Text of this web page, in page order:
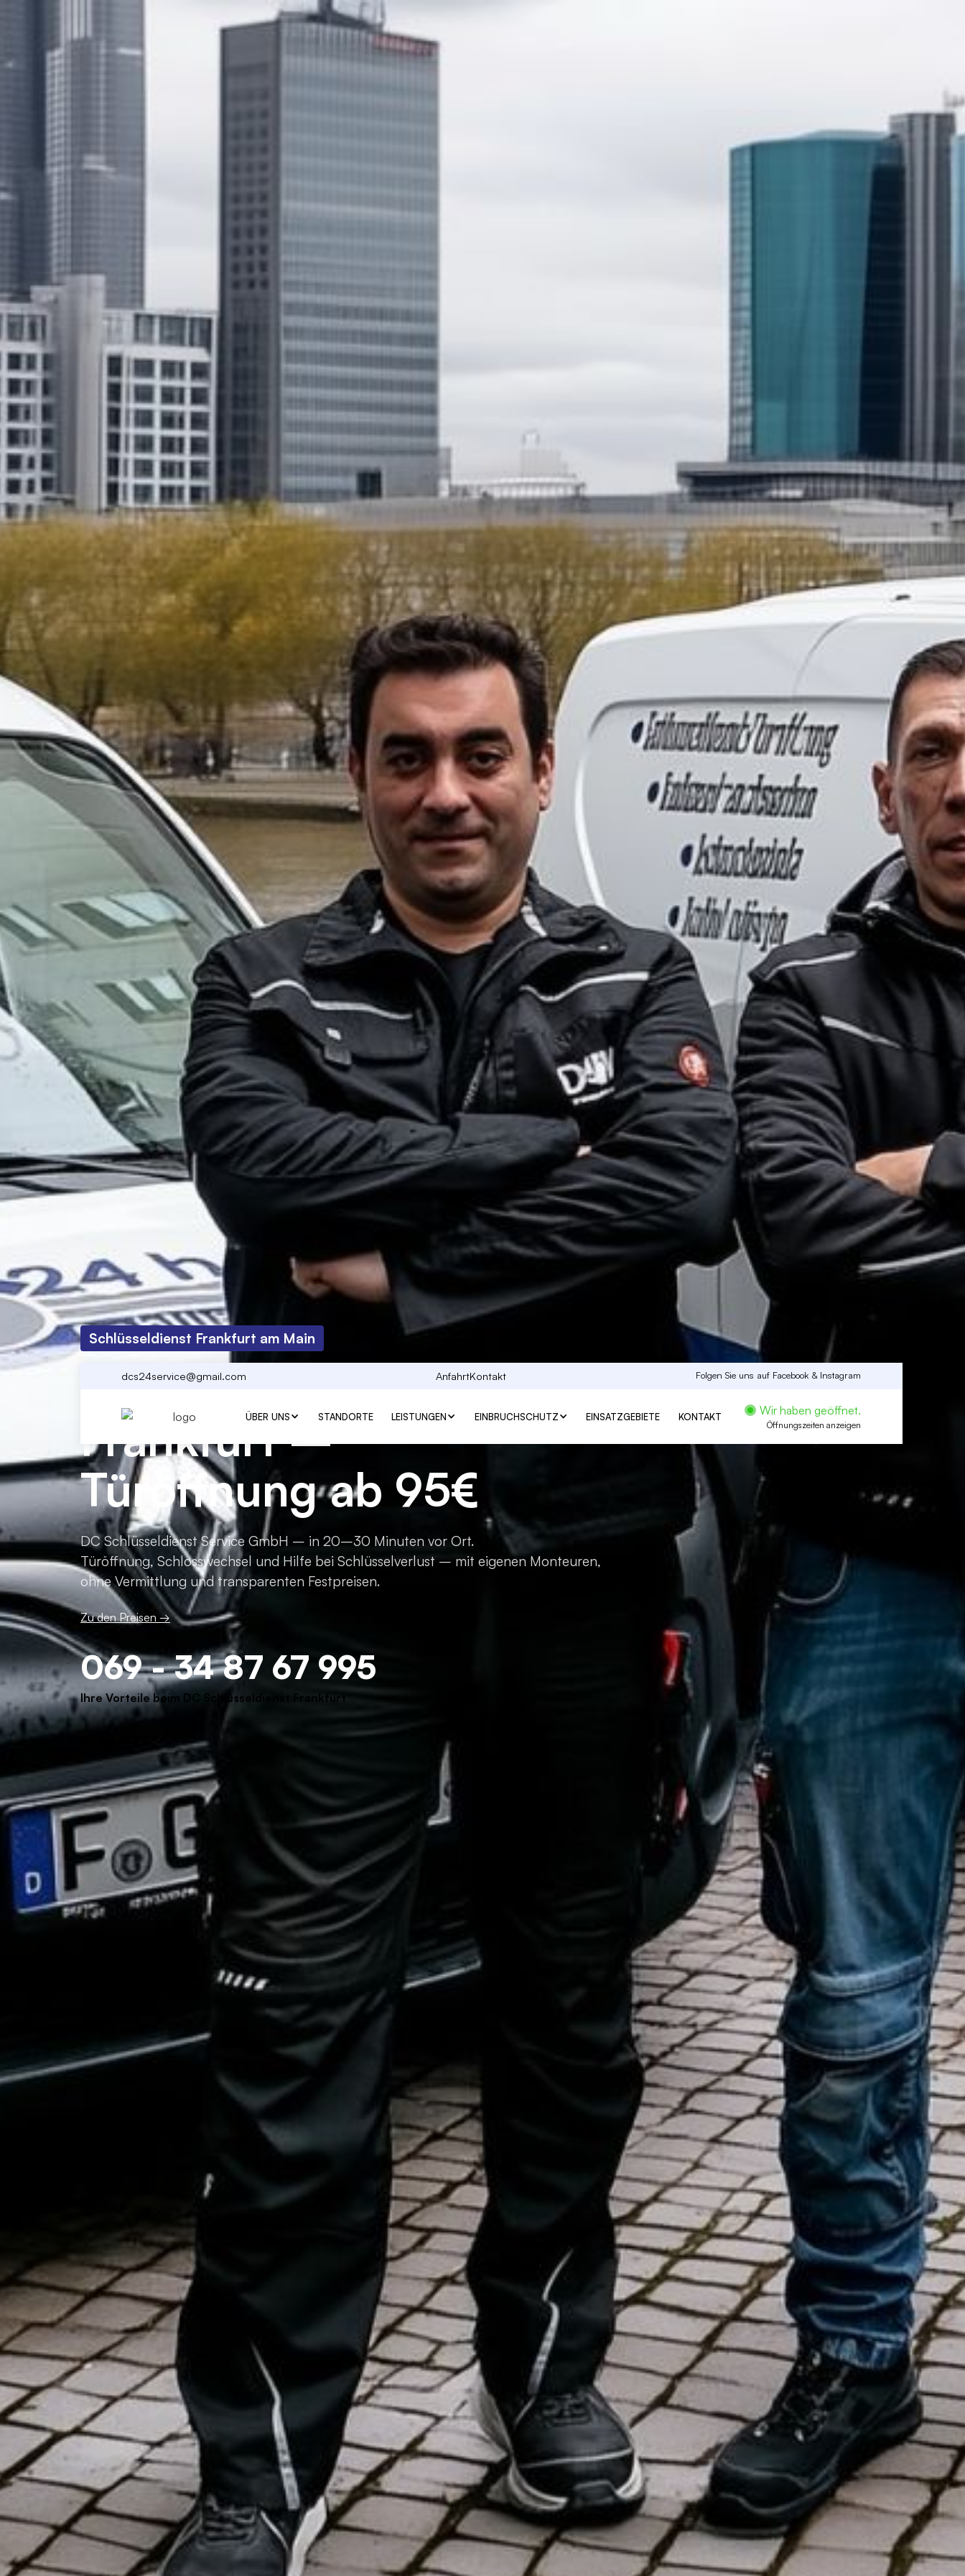
Schlüsseldienst Frankfurt am Main
dcs24service@gmail.com AnfahrtKontakt Folgen Sie uns auf Facebook & Instagram
ÜBER UNS STANDORTE LEISTUNGEN EINBRUCHSCHUTZ EINSATZGEBIETE KONTAKT Wir haben geöffnet.
Öffnungszeiten anzeigen
Schlüsseldienst
Frankfurt –
Türöffnung ab 95€
DC Schlüsseldienst Service GmbH – in 20–30 Minuten vor Ort.
Türöffnung, Schlosswechsel und Hilfe bei Schlüsselverlust – mit eigenen Monteuren,
ohne Vermittlung und transparenten Festpreisen.
Zu den Preisen →
069 - 34 87 67 995
Ihre Vorteile beim DC Schlüsseldienst Frankfurt